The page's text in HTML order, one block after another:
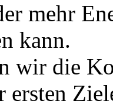
mehr
kann.
wir die
ersten